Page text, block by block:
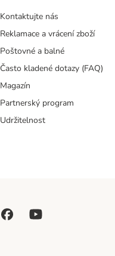
Kontaktujte nás
Reklamace a vrácení zboží
Poštovné a balné
Často kladené dotazy (FAQ)
Magazín
Partnerský program
Udržitelnost